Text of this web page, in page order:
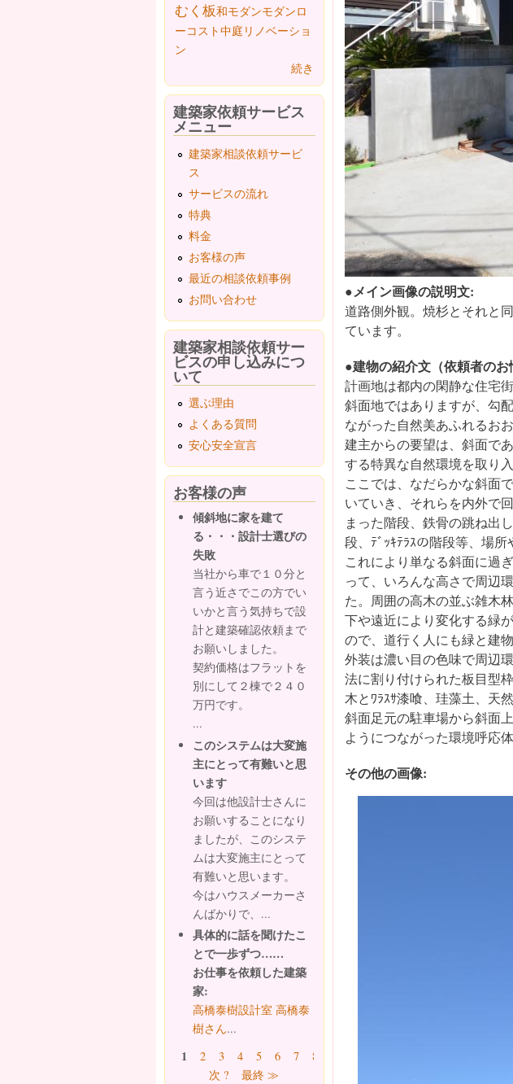
●メイン画像の説明文:
道路側外観。焼杉とそれと
ています。
●建物の紹介文（依頼者の
計画地は都内の閑静な住宅
斜面地ではありますが、勾
ながった自然美あふれるお
建主からの要望は、斜面で
する特異な自然環境を取り
ここでは、なだらかな斜面
いていき、それらを内外で
まった階段、鉄骨の跳ね出
段、ﾃﾞｯｷﾃﾗｽの階段等、場
これにより単なる斜面に過
って、いろんな高さで周辺
た。周囲の高木の並ぶ雑木
下や遠近により変化する緑
ので、道行く人にも緑と建
外装は濃い目の色味で周辺
法に割り付けられた板目型
木とﾜﾗｽｻ漆喰、珪藻土、天
斜面足元の駐車場から斜面
ようにつながった環境呼応
その他の画像:
むく板和モダンモダンロ
ーコスト中庭 リノベーショ
ン
続き
建築家依頼サービス
メニュー
建築家相談依頼サービ
ス
サービスの流れ
特典
料金
お客様の声
最近の相談依頼事例
お問い合わせ
建築家相談依頼サー
ビスの申し込みにつ
いて
選ぶ理由
よくある質問
安心安全宣言
お客様の声
傾斜地に家を建て
る・・・設計士選びの
失敗
当社から車で１０分と
言う近さでこの方でい
いかと言う気持ちで設
計と建築確認依頼まで
お願いしました。
契約価格はフラットを
別にして２棟で２４０
万円です。
...
このシステムは大変施
主にとって有難いと思
います
今回は他設計士さんに
お願いすることになり
ましたが、このシステ
ムは大変施主にとって
有難いと思います。
今はハウスメーカーさ
んばかりで、...
具体的に話を聞けたこ
とで一歩ずつ……
お仕事を依頼した建築
家:
高橋泰樹設計室 高橋泰
樹さん...
ページ
1 2 3 4 5 6 7 8
次 ?
最終 ≫